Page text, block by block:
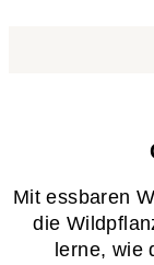
Mit essbaren
die
lerne, wie